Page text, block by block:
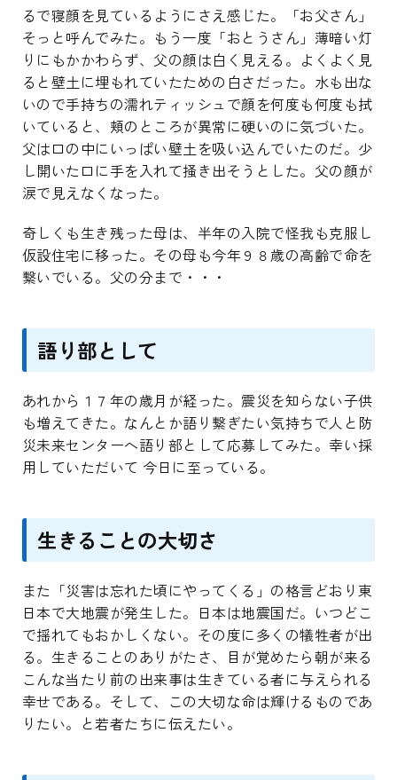
るで寝顔を見ているようにさえ感じた。「お父さん」
そっと呼んでみた。もう一度「おとうさん」薄暗い灯
りにもかかわらず、父の顔は白く見える。よくよく見
ると壁土に埋もれていたための白さだった。水も出な
いので手持ちの濡れティッシュで顔を何度も何度も拭
いていると、頬のところが異常に硬いのに気づいた。
父は口の中にいっぱい壁土を吸い込んでいたのだ。少
し開いた口に手を入れて掻き出そうとした。父の顔が
涙で見えなくなった。
奇しくも生き残った母は、半年の入院で怪我も克服し
仮設住宅に移った。その母も今年９８歳の高齢で命を
繋いでいる。父の分まで・・・
語り部として
あれから１７年の歳月が経った。震災を知らない子供
も増えてきた。なんとか語り繋ぎたい気持ちで人と防
災未来センターへ語り部として応募してみた。幸い採
用していただいて 今日に至っている。
生きることの大切さ
また「災害は忘れた頃にやってくる」の格言どおり東
日本で大地震が発生した。日本は地震国だ。いつどこ
で揺れてもおかしくない。その度に多くの犠牲者が出
る。生きることのありがたさ、目が覚めたら朝が来る
こんな当たり前の出来事は生きている者に与えられる
幸せである。そして、この大切な命は輝けるものであ
りたい。と若者たちに伝えたい。